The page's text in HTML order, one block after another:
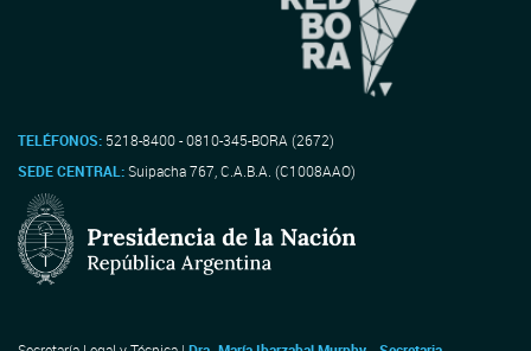
TELÉFONOS: 5218-8400 - 0810-345-BORA (2672)
SEDE CENTRAL:Suipacha 767, C.A.B.A. (C1008AAO)